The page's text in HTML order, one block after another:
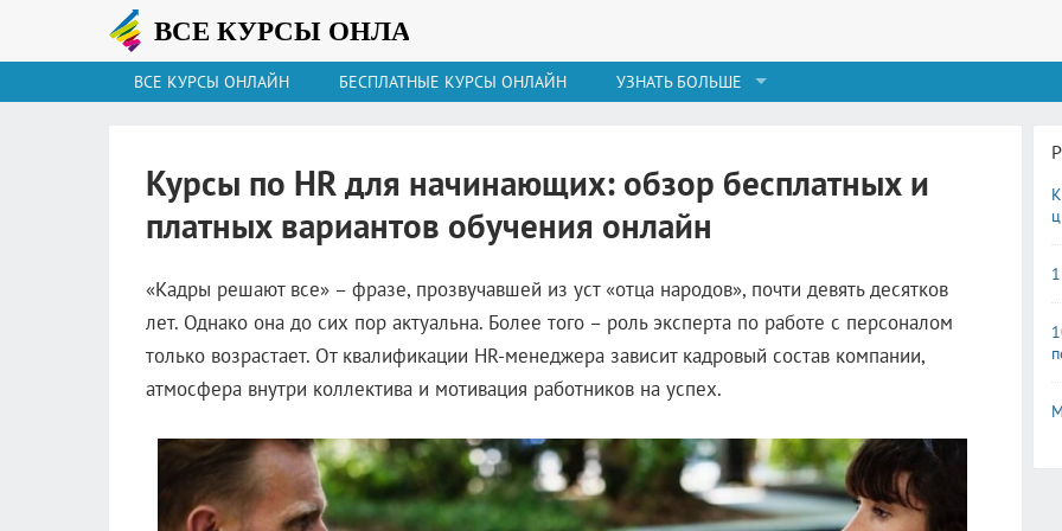
ВСЕ КУРСЫ ОНЛАЙН БЕСПЛАТНЫЕ КУРСЫ ОНЛАЙН УЗНАТЬ БОЛЬШЕ
Курсы по HR для начинающих: обзор бесплатных и
платных вариантов обучения онлайн
«Кадры решают все» – фразе, прозвучавшей из уст «отца народов», почти девять десятков
лет. Однако она до сих пор актуальна. Более того – роль эксперта по работе с персоналом
только возрастает. От квалификации HR-менеджера зависит кадровый состав компании,
атмосфера внутри коллектива и мотивация работников на успех.